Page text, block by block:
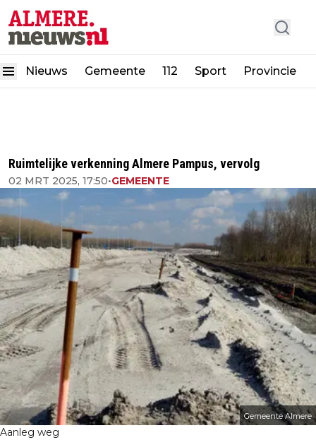
Nieuws Gemeente 112 Sport Provincie
Ruimtelijke verkenning Almere Pampus, vervolg
02 MRT 2025, 17:50•GEMEENTE
Gemeente Almere
Aanleg weg